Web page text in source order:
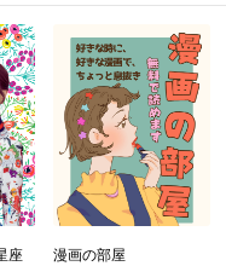
座
漫画の部屋